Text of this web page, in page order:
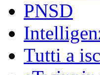
PNSD
Tutti a